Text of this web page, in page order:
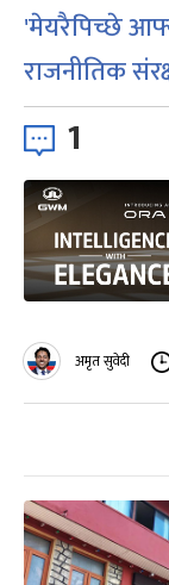
'मेयरैपिच्छे
राजनीतिक
1
अमृत सुवेदी